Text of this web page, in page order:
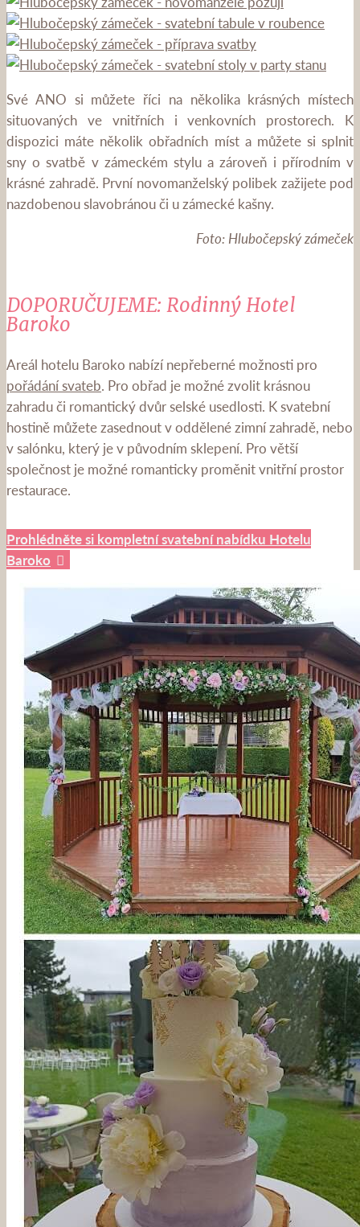
Své ANO si můžete říci na několika krásných místech
situovaných ve vnitřních i venkovních prostorech. K
dispozici máte několik obřadních míst a můžete si splnit
sny o svatbě v zámeckém stylu a zároveň i přírodním v
krásné zahradě. První novomanželský polibek zažijete pod
nazdobenou slavobránou či u zámecké kašny.
Foto: Hlubočepský zámeček
DOPORUČUJEME: Rodinný Hotel
Baroko
Areál hotelu Baroko nabízí nepřeberné možnosti pro
pořádání svateb. Pro obřad je možné zvolit krásnou
zahradu či romantický dvůr selské usedlosti. K svatební
hostině můžete zasednout v oddělené zimní zahradě, nebo
v salónku, který je v původním sklepení. Pro větší
společnost je možné romanticky proměnit vnitřní prostor
restaurace.
Prohlédněte si kompletní svatební nabídku Hotelu
Baroko